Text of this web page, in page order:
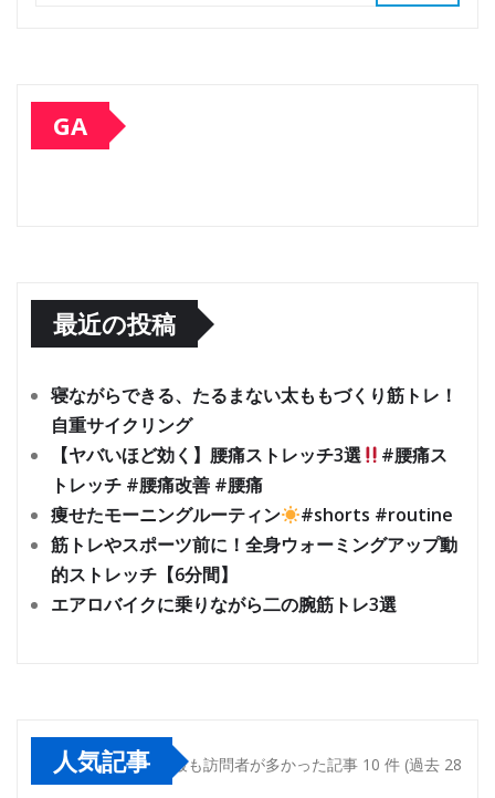
GA
最近の投稿
寝ながらできる、たるまない太ももづくり筋トレ！
自重サイクリング
【ヤバいほど効く】腰痛ストレッチ3選
#腰痛ス
トレッチ #腰痛改善 #腰痛
痩せたモーニングルーティン
#shorts #routine
筋トレやスポーツ前に！全身ウォーミングアップ動
的ストレッチ【6分間】
エアロバイクに乗りながら二の腕筋トレ3選
人気記事 最も訪問者が多かった記事 10 件 (過去 28